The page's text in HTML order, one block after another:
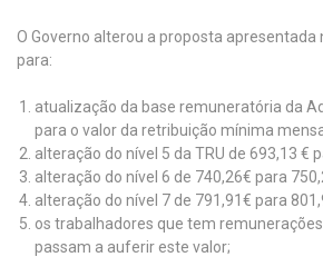
O Governo alterou a proposta apresentada
para:
atualização da base remuneratória da
para o valor da retribuição mínima
alteração do nível 5 da TRU de 693,13 €
alteração do nível 6 de 740,26€ para
alteração do nível 7 de 791,91€ para
os trabalhadores que tem
passam a auferir este valor;